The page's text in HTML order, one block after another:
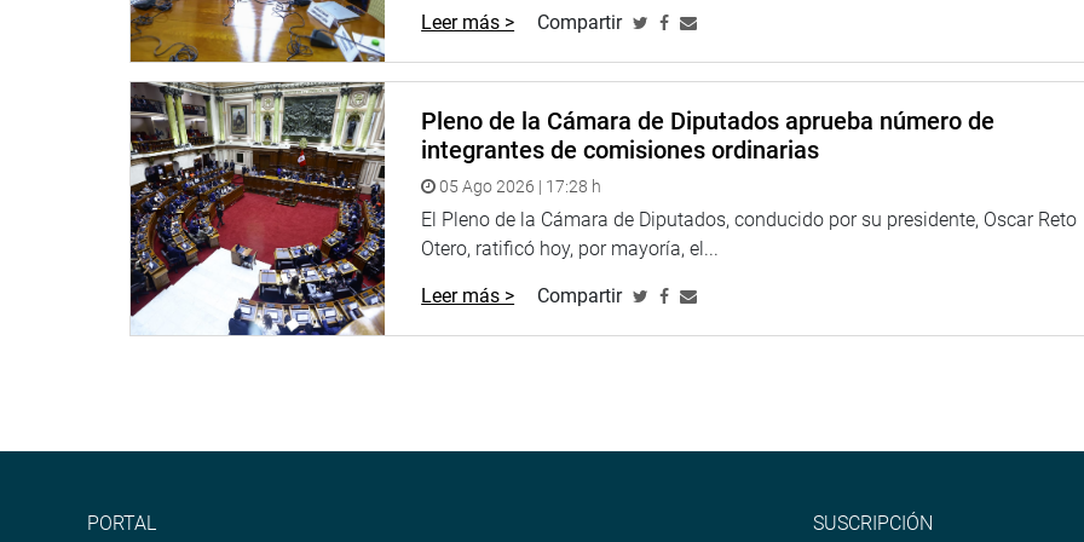
vociferar expresiones ofensivas contra el Parlamento, fue invitado a retirarse del hemiciclo por el tercer
vicepresidente del Congreso, Ilich López, quien conducía la sesión.
Más adelante, López Ureña precisó que el letrado se retiró del hemiciclo por decisión propia tras proferir el
agravio. Asimismo, informó a la representación nacional que se dará cuenta del hecho y se remitirá la
documentación correspondiente al Colegio de Abogados para que, en el marco de sus atribuciones, adopte las
acciones pertinentes.
DEBATE
Durante el debate congresistas de diversas bancadas lamentaron la ausencia de una defensa jurídica técnica.
Acusaron al abogado de recurrir a la demagogia, insultos, un mensaje político y la promoción de su propio libro.
Estado» al intentar quebrar y violentar la Constitución el 7 de diciembre del 2022.
Leer más > Compartir
Pleno de la Cámara de Diputados aprueba número de
integrantes de comisiones ordinarias
05 Ago 2026 | 17:28 h
El Pleno de la Cámara de Diputados, conducido por su presidente, Oscar Reto
Otero, ratificó hoy, por mayoría, el...
Leer más > Compartir
PORTAL SUSCRIPCIÓN